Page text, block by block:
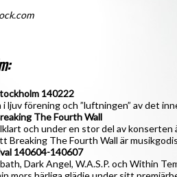
140222
ljuv förening och ”luftningen” av det
The Fourth Wall
och under en stor del av
Breaking The Fourth Wall är
140604-140607
Dark Angel, W.A.S.P. och Within